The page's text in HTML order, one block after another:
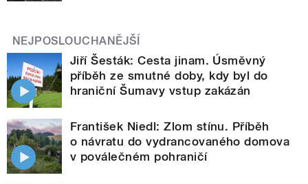
NEJPOSLOUCHANĚJŠÍ
Jiří Šesták: Cesta jinam. Úsměvný
příběh ze smutné doby, kdy byl do
hraniční Šumavy vstup zakázán
František Niedl: Zlom stínu. Příběh
o návratu do vydrancovaného domova
v poválečném pohraničí